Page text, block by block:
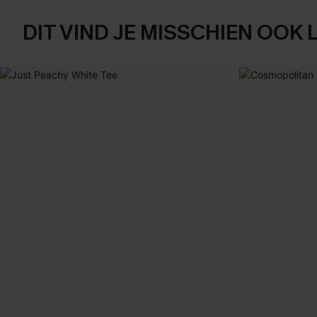
DIT VIND JE MISSCHIEN OOK